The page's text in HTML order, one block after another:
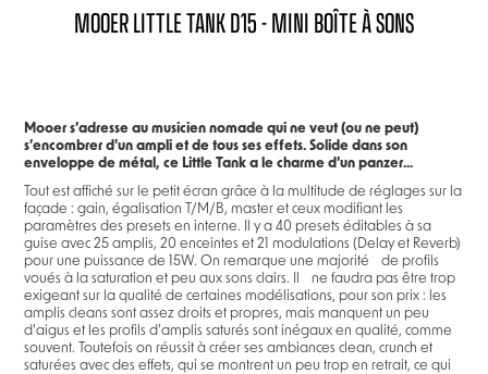
MOOER LITTLE TANK D15 - MINI BOÎTE À SONS
Mooer s’adresse au musicien nomade qui ne veut (ou ne peut)
s’encombrer d’un ampli et de tous ses effets. Solide dans son
enveloppe de métal, ce Little Tank a le charme d’un panzer...
Tout est affiché sur le petit écran grâce à la multitude de réglages sur la
façade : gain, égalisation T/M/B, master et ceux modifiant les
paramètres des presets en interne. Il y a 40 presets éditables à sa
guise avec 25 amplis, 20 enceintes et 21 modulations (Delay et Reverb)
pour une puissance de 15W. On remarque une majorité de profils
voués à la saturation et peu aux sons clairs. Il ne faudra pas être trop
exigeant sur la qualité de certaines modélisations, pour son prix : les
amplis cleans sont assez droits et propres, mais manquent un peu
d’aigus et les profils d’amplis saturés sont inégaux en qualité, comme
souvent. Toutefois on réussit à créer ses ambiances clean, crunch et
saturées avec des effets, qui se montrent un peu trop en retrait, ce qui